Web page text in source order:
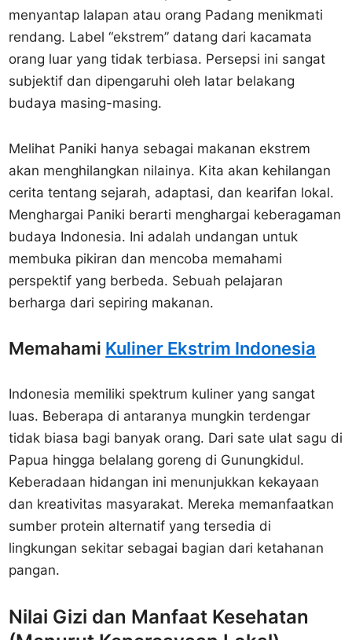
menyantap lalapan atau orang Padang menikmati
rendang. Label “ekstrem” datang dari kacamata
orang luar yang tidak terbiasa. Persepsi ini sangat
subjektif dan dipengaruhi oleh latar belakang
budaya masing-masing.
Melihat Paniki hanya sebagai makanan ekstrem
akan menghilangkan nilainya. Kita akan kehilangan
cerita tentang sejarah, adaptasi, dan kearifan lokal.
Menghargai Paniki berarti menghargai keberagaman
budaya Indonesia. Ini adalah undangan untuk
membuka pikiran dan mencoba memahami
perspektif yang berbeda. Sebuah pelajaran
berharga dari sepiring makanan.
Memahami Kuliner Ekstrim Indonesia
Indonesia memiliki spektrum kuliner yang sangat
luas. Beberapa di antaranya mungkin terdengar
tidak biasa bagi banyak orang. Dari sate ulat sagu di
Papua hingga belalang goreng di Gunungkidul.
Keberadaan hidangan ini menunjukkan kekayaan
dan kreativitas masyarakat. Mereka memanfaatkan
sumber protein alternatif yang tersedia di
lingkungan sekitar sebagai bagian dari ketahanan
pangan.
Nilai Gizi dan Manfaat Kesehatan